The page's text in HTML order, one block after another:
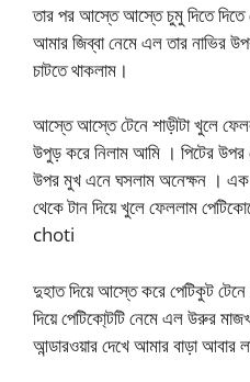
তার পর আস্তে আস্তে চুমু দিতে দিতে
আমার জিব্বা নেমে এল তার নাভির
চাটতে থাকলাম।
আস্তে আস্তে টেনে শাড়ীটা খুলে
উপুড় করে নিলাম আমি । পিটের উপর
উপর মুখ এনে ঘসলাম অনেক্ষন । এক
থেকে টান দিয়ে খুলে ফেললাম
choti
দুহাত দিয়ে আস্তে করে পেটিকুট
দিয়ে পেটিকো্টটি নেমে এল উরুর
আন্ডারওয়ার দেখে আমার বাড়া আবার